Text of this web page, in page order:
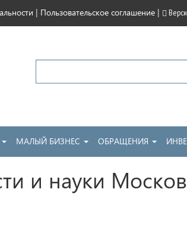
| Пользовательское соглашение |
МАЛЫЙ БИЗНЕС ОБРАЩЕНИЯ
и науки